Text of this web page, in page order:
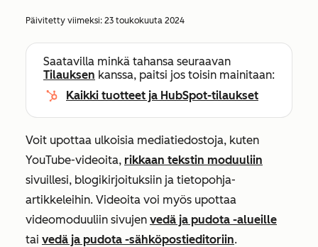
Päivitetty viimeksi: 23 toukokuuta 2024
Saatavilla minkä tahansa seuraavan
Tilauksen kanssa, paitsi jos toisin mainitaan:
Kaikki tuotteet ja HubSpot-tilaukset
Voit upottaa ulkoisia mediatiedostoja, kuten
YouTube-videoita, rikkaan tekstin moduuliin
sivuillesi, blogikirjoituksiin ja tietopohja-
artikkeleihin. Videoita voi myös upottaa
videomoduuliin sivujen vedä ja pudota -alueille
tai vedä ja pudota -sähköpostieditoriin.